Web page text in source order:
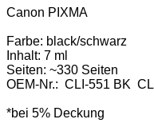
Canon PIXMA
Farbe: black/schwarz
Inhalt: 7 ml
Seiten: ~330 Seiten
OEM-Nr.: CLI-551 BK
*bei 5% Deckung